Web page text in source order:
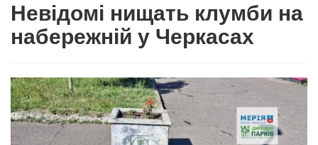
Невідомі нищать клумби на
набережній у Черкасах